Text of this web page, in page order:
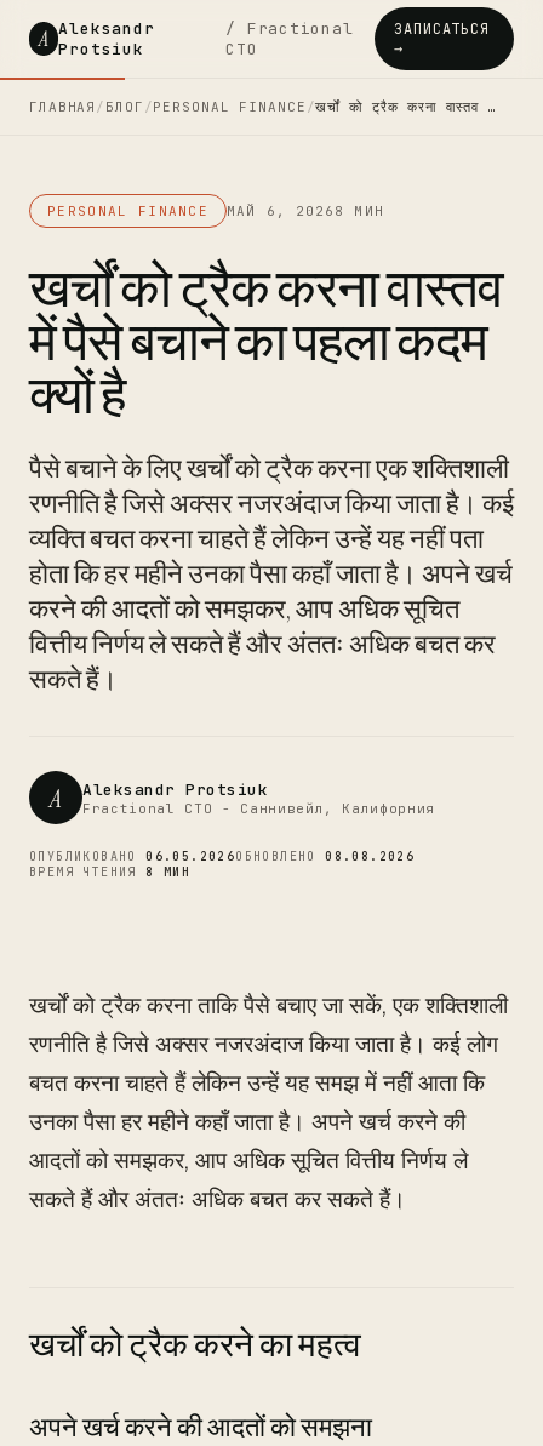
A Aleksandr
Protsiuk
/ Fractional
CTO
ЗАПИСАТЬСЯ
→
ГЛАВНАЯ / БЛОГ /PERSONAL FINANCE /खर्चों को ट्रैक करना वास्तव …
PERSONAL FINANCE МАЙ 6, 2026 8 МИН
खर्चों को ट्रैक करना वास्तव
में पैसे बचाने का पहला कदम
क्यों है
पैसे बचाने के लिए खर्चों को ट्रैक करना एक शक्तिशाली
रणनीति है जिसे अक्सर नजरअंदाज किया जाता है। कई
व्यक्ति बचत करना चाहते हैं लेकिन उन्हें यह नहीं पता
होता कि हर महीने उनका पैसा कहाँ जाता है। अपने खर्च
करने की आदतों को समझकर, आप अधिक सूचित
वित्तीय निर्णय ले सकते हैं और अंततः अधिक बचत कर
सकते हैं।
A Aleksandr Protsiuk
Fractional CTO - Саннивейл, Калифорния
ОПУБЛИКОВАНО06.05.2026ОБНОВЛЕНО08.08.2026
ВРЕМЯ ЧТЕНИЯ 8 МИН
खर्चों को ट्रैक करना ताकि पैसे बचाए जा सकें, एक शक्तिशाली
रणनीति है जिसे अक्सर नजरअंदाज किया जाता है। कई लोग
बचत करना चाहते हैं लेकिन उन्हें यह समझ में नहीं आता कि
उनका पैसा हर महीने कहाँ जाता है। अपने खर्च करने की
आदतों को समझकर, आप अधिक सूचित वित्तीय निर्णय ले
सकते हैं और अंततः अधिक बचत कर सकते हैं।
खर्चों को ट्रैक करने का महत्व
अपने खर्च करने की आदतों को समझना